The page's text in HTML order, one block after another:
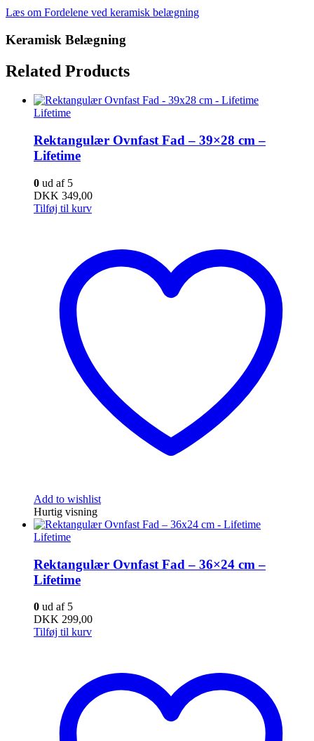
Læs om Fordelene ved keramisk belægning
Keramisk Belægning
Related Products
Lifetime
Rektangulær Ovnfast Fad – 39×28 cm –
Lifetime
0 ud af 5
DKK 349,00
Tilføj til kurv
Add to wishlist
Hurtig visning
Lifetime
Rektangulær Ovnfast Fad – 36×24 cm –
Lifetime
0 ud af 5
DKK 299,00
Tilføj til kurv